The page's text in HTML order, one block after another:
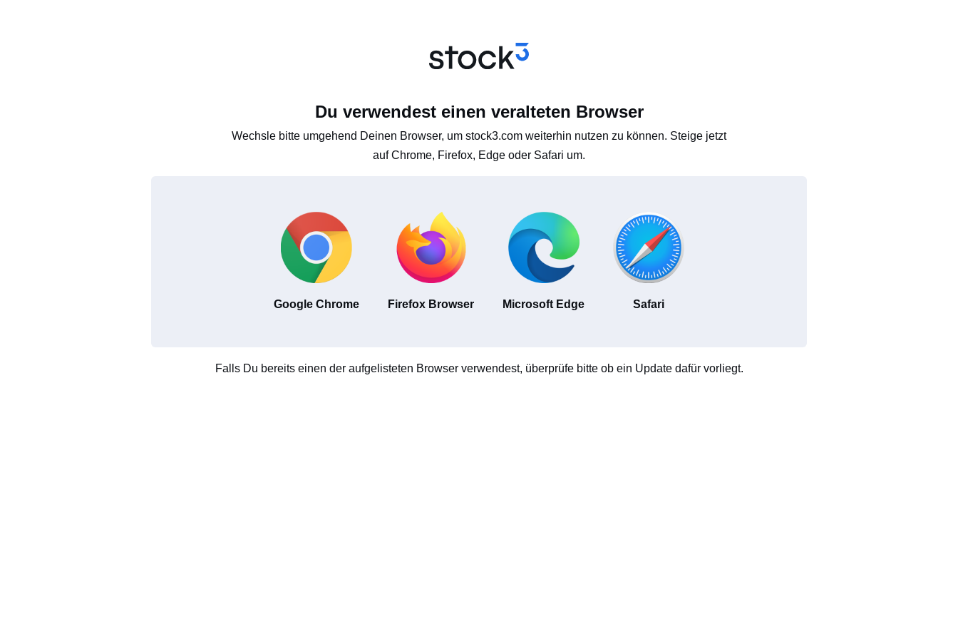
Du verwendest einen veralteten Browser
Wechsle bitte umgehend Deinen Browser, um stock3.com weiterhin nutzen zu können. Steige jetzt
auf Chrome, Firefox, Edge oder Safari um.
Google Chrome Firefox Browser Microsoft Edge Safari
Falls Du bereits einen der aufgelisteten Browser verwendest, überprüfe bitte ob ein Update dafür vorliegt.